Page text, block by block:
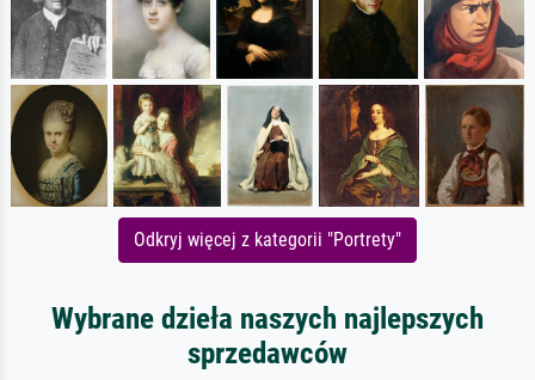
Odkryj więcej z kategorii "Portrety"
Wybrane dzieła naszych najlepszych
sprzedawców